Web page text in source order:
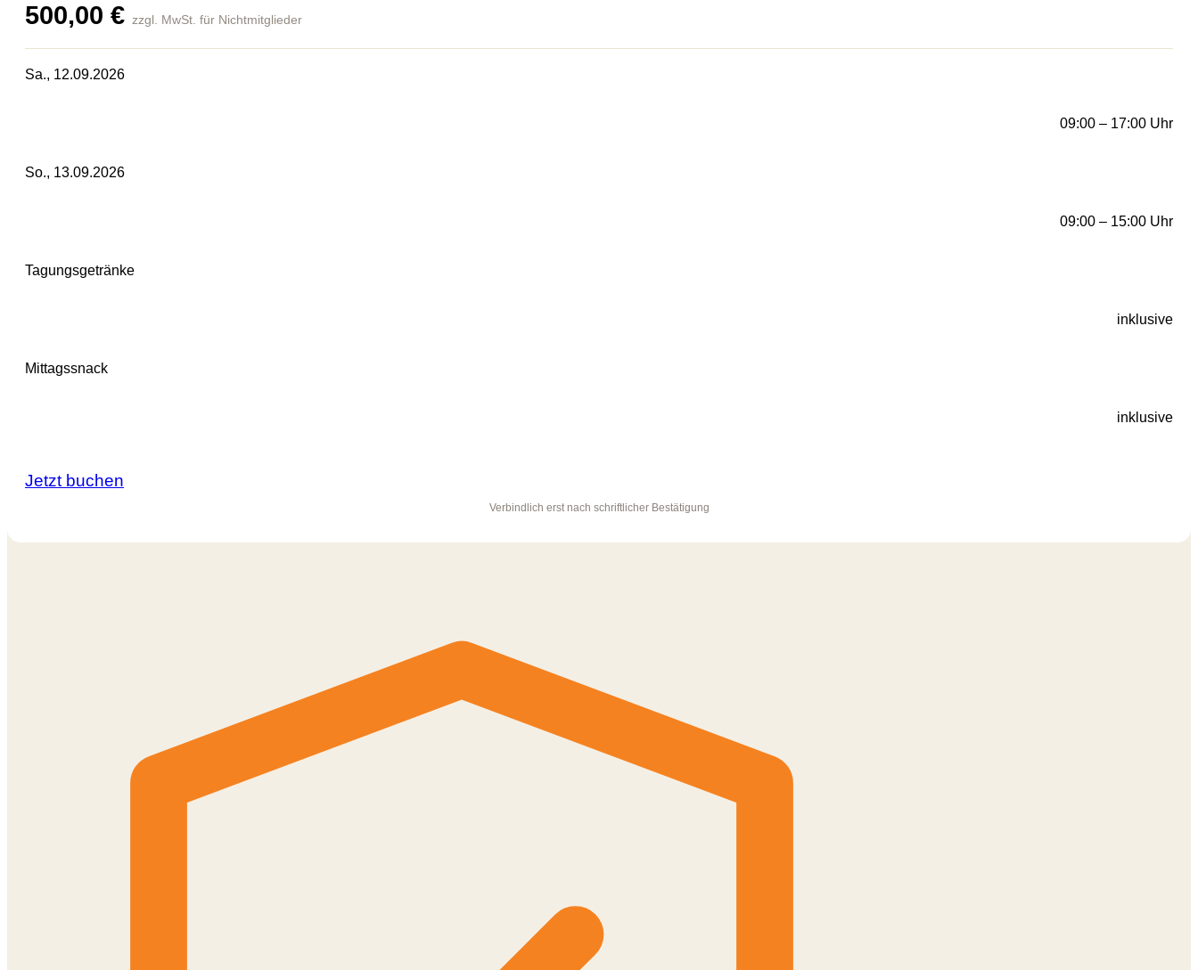
500,00 € zzgl. MwSt. für Nichtmitglieder
Sa., 12.09.2026
09:00 – 17:00 Uhr
So., 13.09.2026
09:00 – 15:00 Uhr
Tagungsgetränke
inklusive
Mittagssnack
inklusive
Jetzt buchen
Verbindlich erst nach schriftlicher Bestätigung